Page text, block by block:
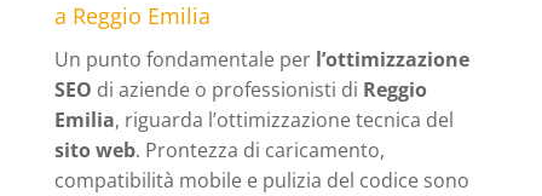
a Reggio Emilia
Un punto fondamentale per l’ottimizzazione
SEO di aziende o professionisti di Reggio
Emilia, riguarda l’ottimizzazione tecnica del
sito web. Prontezza di caricamento,
compatibilità mobile e pulizia del codice sono